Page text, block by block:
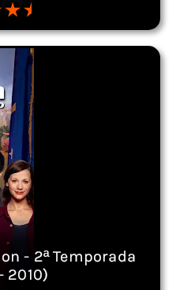
- 2ª Temporada
2010)